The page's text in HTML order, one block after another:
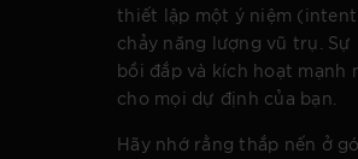
thiết lập một ý niệm
chảy năng lượng vũ trụ.
bồi đắp và kích hoạt mạnh
cho mọi dự định của bạn.
Hãy nhớ rằng thắp nến ở